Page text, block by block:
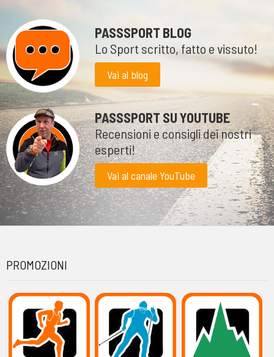
PASSSPORT BLOG
Lo Sport scritto, fatto e vissuto!
Vai al blog
PASSSPORT SU YOUTUBE
Recensioni e consigli dei nostri
esperti!
Vai al canale YouTube
PROMOZIONI